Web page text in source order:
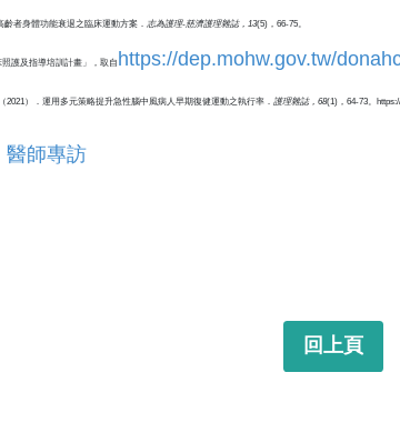
者身體功能衰退之臨床運動方案． 志為護理-慈濟護理雜誌， 13(5)，66-75。
護及指導培訓計畫」，取自 https://dep.mohw.gov.tw/
）．運用多元策略提升急性腦中風病人早期復健運動之執行率． 護理雜誌， 68(1)，64-73。
醫師專訪
回上頁